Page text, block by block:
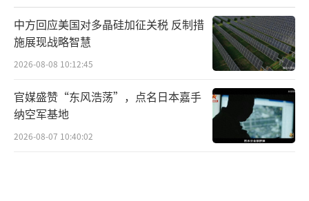
中方回应美国对多晶硅加征关税 反制措
施展现战略智慧
2026-08-08 10:12:45
官媒盛赞“东风浩荡”，点名日本嘉手
纳空军基地
2026-08-07 10:40:02